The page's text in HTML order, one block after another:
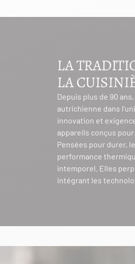
LA
LA
Depuis plus de 90 ans,
autrichienne dans
innovation et
appareils conçus
Pensées pour durer,
performance
intemporel. Elles
intégrant les